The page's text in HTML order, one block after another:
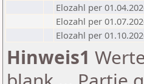
Elozahl per
Elozahl per
Elozahl per
Hinweis1